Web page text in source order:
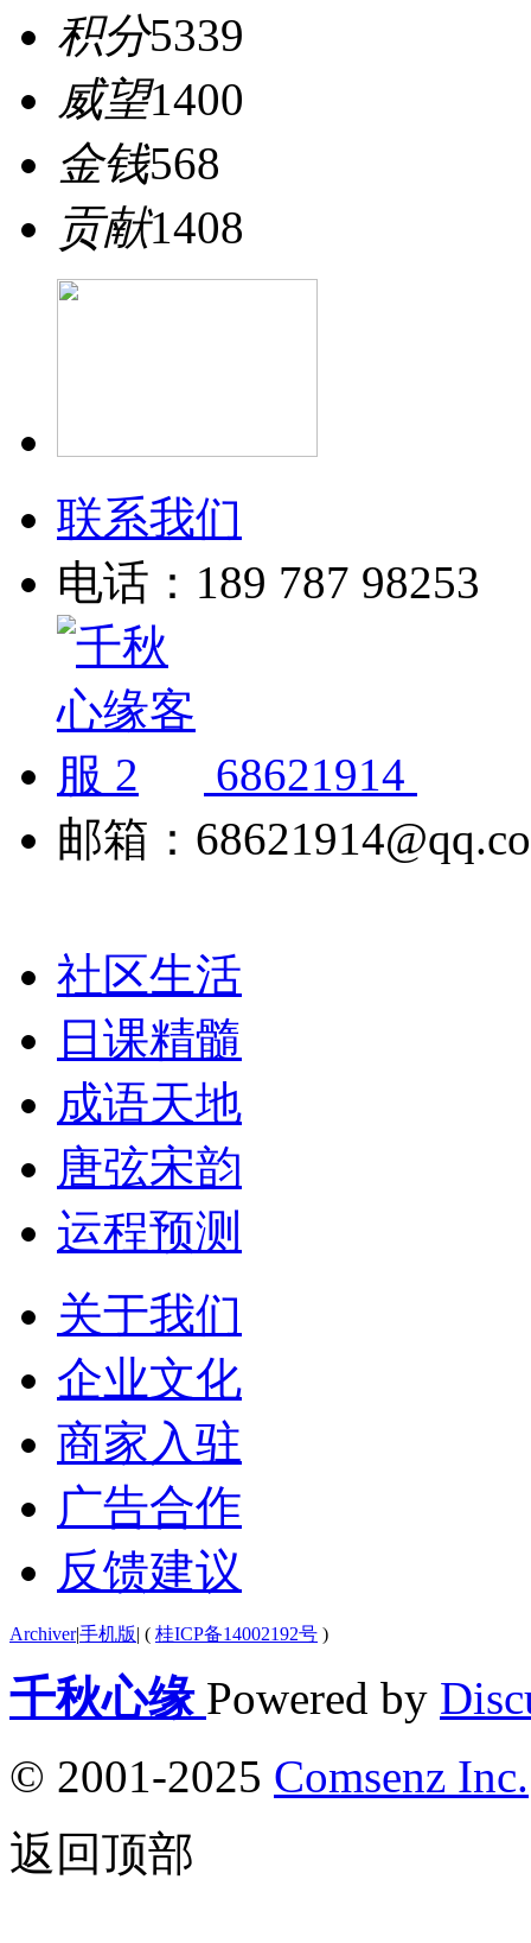
积分5339
威望1400
金钱568
贡献1408
联系我们
电话：189 787 98253
68621914
邮箱：
社区生活
日课精髓
成语天地
唐弦宋韵
运程预测
关于我们
企业文化
商家入驻
广告合作
反馈建议
Archiver|手机版| ( 桂ICP备14002192号 )
千秋心缘 Powered by
© 2001-2025 Comsenz Inc.
返回顶部